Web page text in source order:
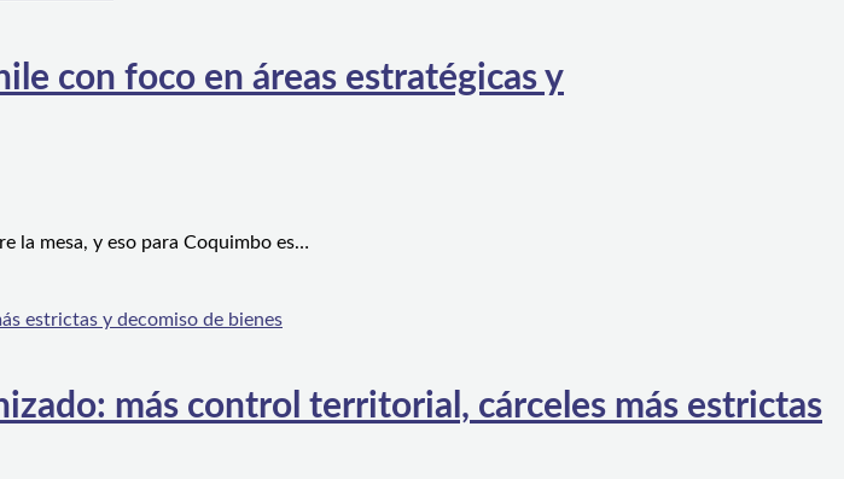
con foco en áreas estratégicas y
la mesa, y eso para Coquimbo es…
más control territorial, cárceles más estrictas